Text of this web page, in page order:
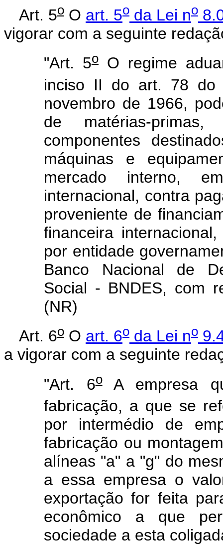
Art. 5o O art. 5o da Lei no
vigorar com a seguinte
"Art. 5oO regime
inciso II do art. 78 do
novembro de 1966,
de matérias-
componentes
máquinas e
mercado interno,
internacional, contra
proveniente de
financeira
por entidade
Banco Nacional de
Social - BNDES, com
(NR)
Art. 6o O art. 6o da Lei no
a vigorar com a seguinte
"Art. 6oA empresa
fabricação, a que se
por intermédio de
fabricação ou
alíneas "a" a "g" do
a essa empresa o
exportação for feita
econômico a que
sociedade a esta